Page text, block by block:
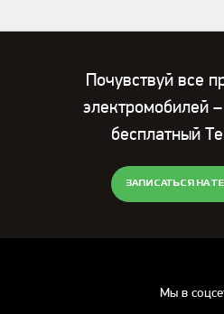
Почувствуй все
электромобилей
бесплатный
ЗАПИСАТЬСЯ НА
Мы в